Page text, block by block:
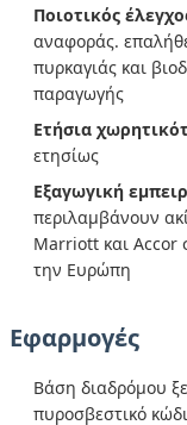
Ποιοτικός
αναφοράς.
πυρκαγιάς και
παραγωγής
Ετήσια
ετησίως
Εξαγωγική
περιλαμβάνουν
Marriott και Accor
την Ευρώπη
Εφαρμογές
Βάση διαδρόμου
πυροσβεστικό